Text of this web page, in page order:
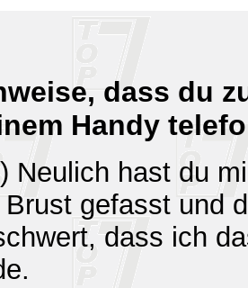
dass du
Handy
Neulich hast du
Brust gefasst und
dass ich